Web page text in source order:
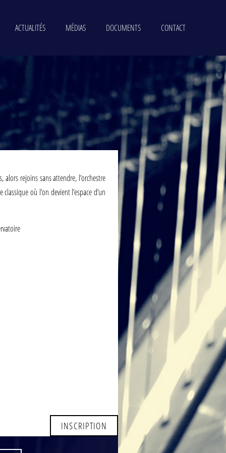
ACTUALITÉS MÉDIAS DOCUMENTS CONTACT
alors rejoins sans attendre, l’orchestre
où l’on devient l’espace d’un
INSCRIPTION